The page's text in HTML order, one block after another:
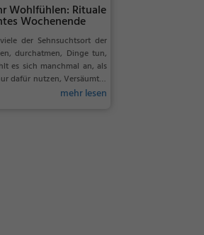
Wohlfühlen: Rituale
Wochenende
der Sehnsuchtsort der
durchatmen, Dinge tun,
es sich manchmal an, als
dafür nutzen, Versäumtes
Einkauf, Haushalt, offene
mehr lesen